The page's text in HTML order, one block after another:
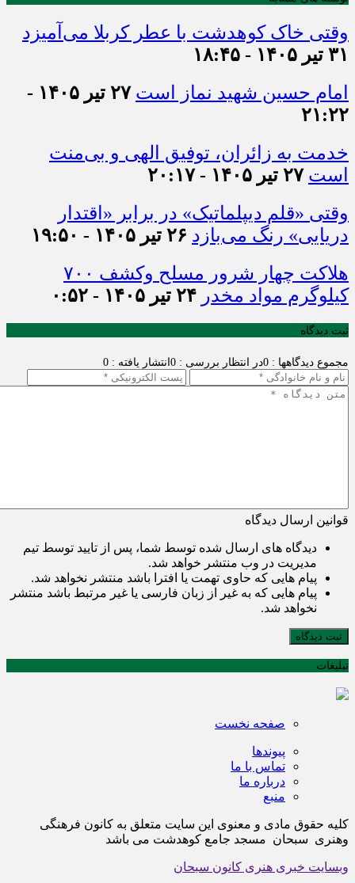
وقتی خاک کوهدشت با عطر کربلا می‌آمیزد
۳۱ تیر ۱۴۰۵ - ۱۸:۴۵
امام حسین شهید نماز است
۲۷ تیر ۱۴۰۵ -
۲۱:۲۲
خدمت به زائران، توفیق الهی و بی‌منت
است ۲۷ تیر ۱۴۰۵ - ۲۰:۱۷
وقتی «قلم دیپلماتیک» در برابر «اقتدار
دریایی» رنگ می‌بازد ۲۶ تیر ۱۴۰۵ - ۱۹:۵۰
هلاکت چهار شرور مسلح وکشف ۷۰۰
کیلوگرم مواد مخدر ۲۴ تیر ۱۴۰۵ - ۰:۵۲
ثبت دیدگاه
مجموع دیدگاهها : 0 در انتظار بررسی : 0 انتشار یافته : 0
قوانین ارسال دیدگاه
دیدگاه های ارسال شده توسط شما، پس از تایید توسط تیم
مدیریت در وب منتشر خواهد شد.
پیام هایی که حاوی تهمت یا افترا باشد منتشر نخواهد شد.
پیام هایی که به غیر از زبان فارسی یا غیر مرتبط باشد منتشر
نخواهد شد.
ثبت دیدگاه
تبلیغات
صفحه نخست
پیوندها
تماس با ما
درباره ما
منبع
کلیه حقوق مادی و معنوی این سایت متعلق به کانون فرهنگی
وهنری سبحان مسجد جامع کوهدشت می باشد
وبسایت خبری هنری کانون سبحان